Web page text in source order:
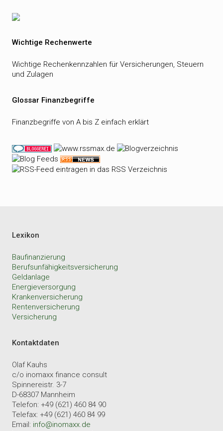
Wichtige Rechenwerte
Wichtige Rechenkennzahlen für Versicherungen, Steuern
und Zulagen
Glossar Finanzbegriffe
Finanzbegriffe von A bis Z einfach erklärt
Lexikon
Baufinanzierung
Berufsunfähigkeitsversicherung
Geldanlage
Energieversorgung
Krankenversicherung
Rentenversicherung
Versicherung
Kontaktdaten
Olaf Kauhs
c/o inomaxx finance consult
Spinnereistr. 3-7
D-68307 Mannheim
Telefon: +49 (621) 460 84 90
Telefax: +49 (621) 460 84 99
Email: info@inomaxx.de